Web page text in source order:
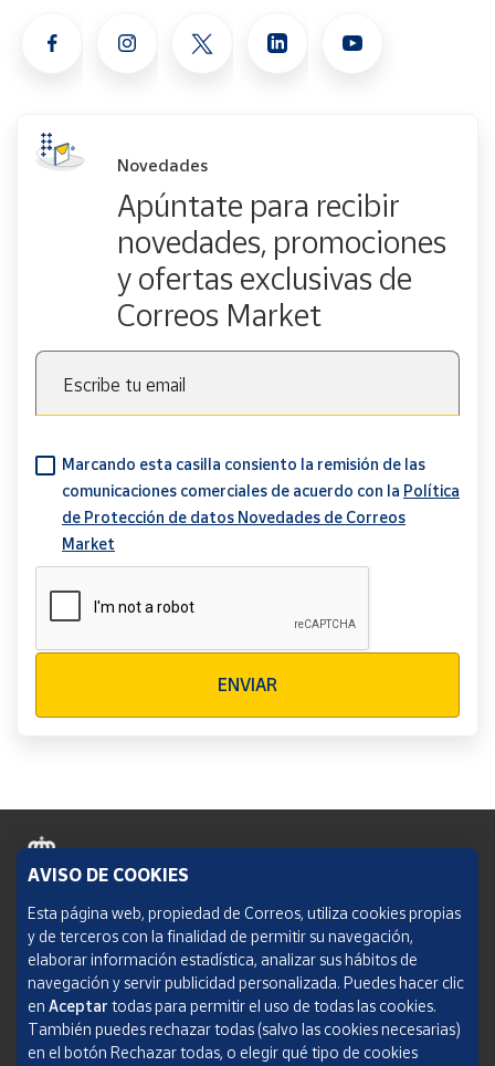
Novedades
Apúntate para recibir
novedades, promociones
y ofertas exclusivas de
Correos Market
Escribe tu email
Marcando esta casilla consiento la remisión de las
comunicaciones comerciales de acuerdo con la Política
de Protección de datos Novedades de Correos
Market
ENVIAR
Política de cookies
Aviso legal
Condiciones del servicio
Política de Privacidad Web
AVISO DE COOKIES
Esta página web, propiedad de Correos, utiliza cookies propias
y de terceros con la finalidad de permitir su navegación,
elaborar información estadística, analizar sus hábitos de
navegación y servir publicidad personalizada. Puedes hacer clic
en Aceptar todas para permitir el uso de todas las cookies.
También puedes rechazar todas (salvo las cookies necesarias)
en el botón Rechazar todas, o elegir qué tipo de cookies